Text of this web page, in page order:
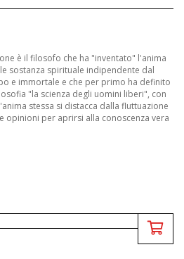
è il filosofo che ha "inventato" l'anima
sostanza spirituale indipendente dal
e immortale e che per primo ha definito
"la scienza degli uomini liberi", con
stessa si distacca dalla fluttuazione
opinioni per aprirsi alla conoscenza vera